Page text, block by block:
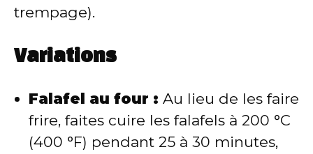
trempage).
Variations
Falafel au four : Au lieu de les faire
frire, faites cuire les falafels à 200 °C
(400 °F) pendant 25 à 30 minutes,